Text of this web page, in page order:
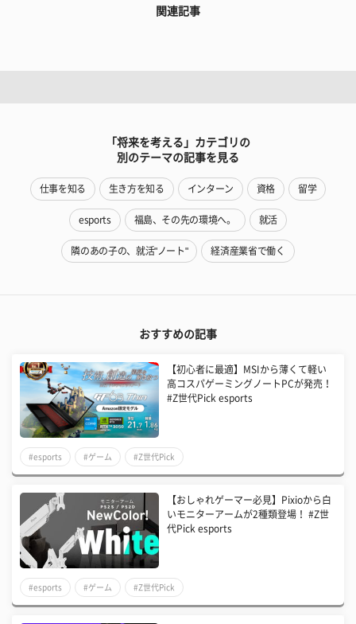
関連記事
「将来を考える」カテゴリの
別のテーマの記事を見る
仕事を知る 生き方を知る インターン 資格 留学
esports 福島、その先の環境へ。 就活
隣のあの子の、就活"ノート" 経済産業省で働く
おすすめの記事
【初心者に最適】MSIから薄くて軽い
高コスパゲーミングノートPCが発売！
#Z世代Pick esports
#esports #ゲーム #Z世代Pick
【おしゃれゲーマー必見】Pixioから白
いモニターアームが2種類登場！ #Z世
代Pick esports
#esports #ゲーム #Z世代Pick